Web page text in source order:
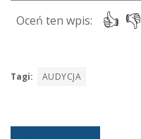
Tagi: AUDYCJA